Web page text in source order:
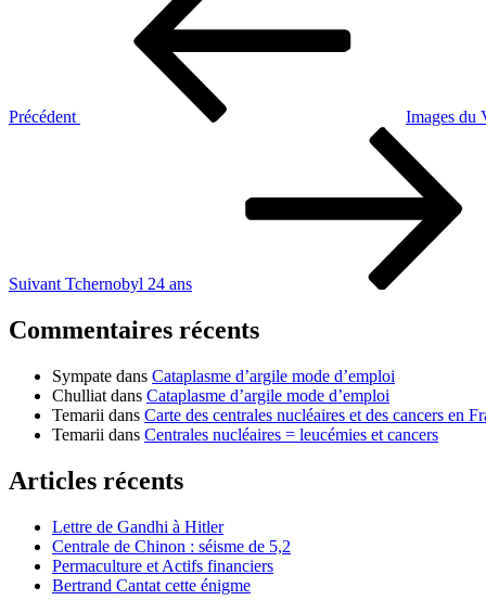
Précédent
Images du
Suivant Tchernobyl 24 ans
Commentaires récents
Sympate dans Cataplasme d’argile mode d’emploi
Chulliat dans Cataplasme d’argile mode d’emploi
Temarii dans Carte des centrales nucléaires et des cancers en
Temarii dans Centrales nucléaires = leucémies et cancers
Articles récents
Lettre de Gandhi à Hitler
Centrale de Chinon : séisme de 5,2
Permaculture et Actifs financiers
Bertrand Cantat cette énigme